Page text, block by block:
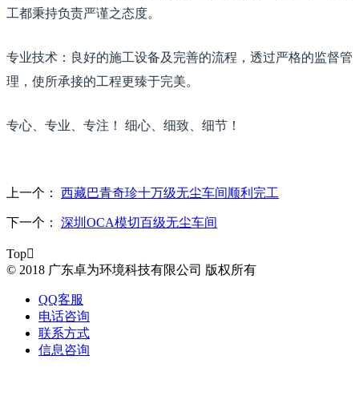
工都秉持负责严谨之态度。
专业技术：良好的施工设备及完善的流程，透过严格的监督管
理，使所承接的工程更臻于完美。
专心、专业、专注！ 细心、细致、细节！
上一个： 西藏巴青奇珍十万级无尘车间顺利完工
下一个： 深圳OCA模切百级无尘车间
Top
© 2018 广东卓为环境科技有限公司 版权所有
QQ客服
电话咨询
联系方式
信息咨询